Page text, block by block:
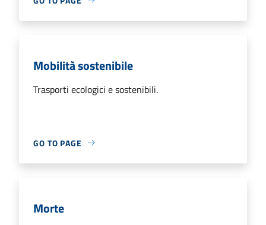
Mobilità sostenibile
Trasporti ecologici e sostenibili.
GO TO PAGE
Morte